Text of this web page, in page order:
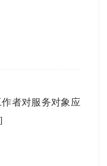
者对服务对象应